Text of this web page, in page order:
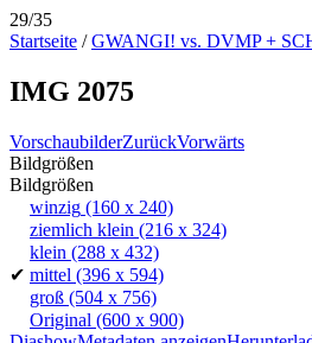
29/35
Startseite /GWANGI! vs. DVMP +
IMG 2075
VorschaubilderZurückVorwärts
Bildgrößen
Bildgrößen
winzig (160 x 240)
ziemlich klein (216 x 324)
klein (288 x 432)
✔ mittel (396 x 594)
groß (504 x 756)
Original (600 x 900)